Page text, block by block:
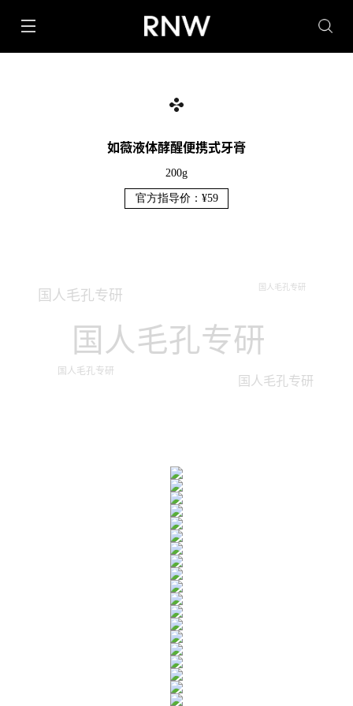
如薇液体酵醒便携式牙膏
200g
官方指导价：¥59
国人毛孔专研
国人毛孔专研
国人毛孔专研
国人毛孔专研
国人毛孔专研